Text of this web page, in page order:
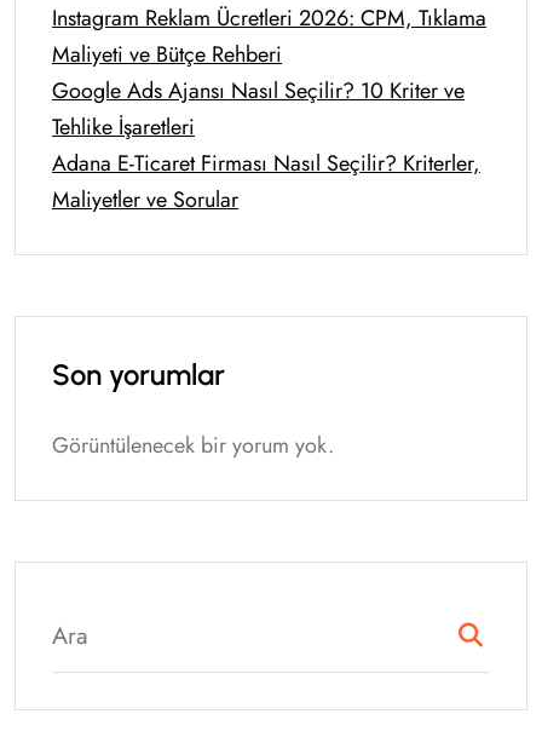
Instagram Reklam Ücretleri 2026: CPM, Tıklama
Maliyeti ve Bütçe Rehberi
Google Ads Ajansı Nasıl Seçilir? 10 Kriter ve
Tehlike İşaretleri
Adana E-Ticaret Firması Nasıl Seçilir? Kriterler,
Maliyetler ve Sorular
Son yorumlar
Görüntülenecek bir yorum yok.